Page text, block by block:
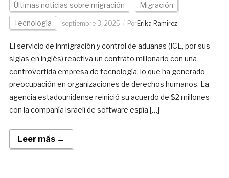
Últimas noticias sobre migración Migración
Tecnología septiembre 3, 2025 Por Erika Ramirez
El servicio de inmigración y control de aduanas (ICE, por sus
siglas en inglés) reactiva un contrato millonario con una
controvertida empresa de tecnología, lo que ha generado
preocupación en organizaciones de derechos humanos. La
agencia estadounidense reinició su acuerdo de $2 millones
con la compañía israelí de software espía […]
Leer más →